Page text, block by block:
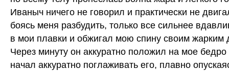
Иваныч ничего не говорил и практически не
боясь меня разбудить, только все сильнее
в мои плавки и обжигал мою спину своим жарким
Через минуту он аккуратно положил на мое
начал аккуратно поглаживать его, плавно